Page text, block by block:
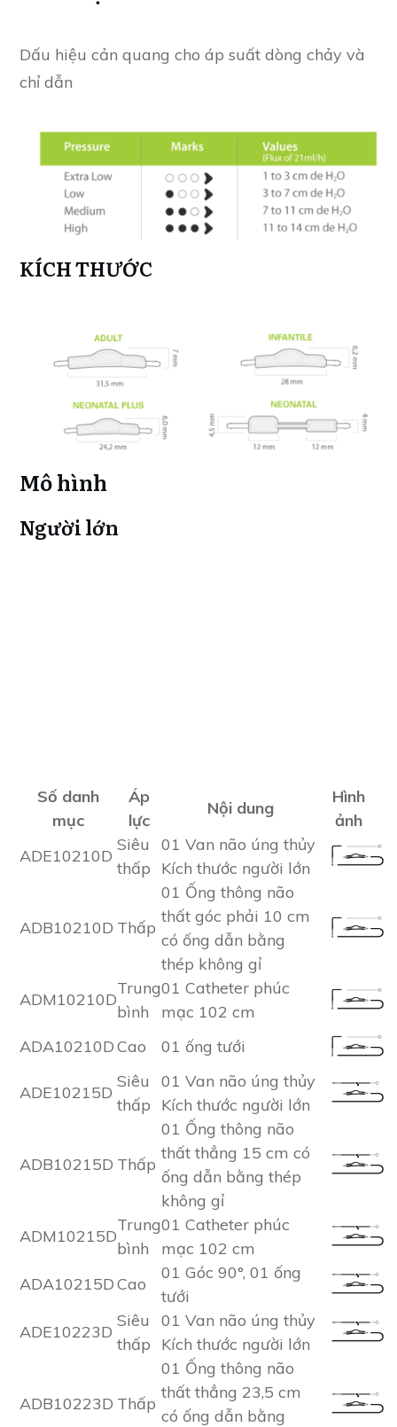
Dấu hiệu cản quang cho áp suất dòng chảy và
chỉ dẫn
KÍCH THƯỚC
Mô hình
Người lớn
Số danh
mục
Áp
lực
Nội dung
Hình
ảnh
ADE10210D
Siêu
thấp
01 Van não úng thủy
Kích thước người lớn
ADB10210D Thấp
01 Ống thông não
thất góc phải 10 cm
có ống dẫn bằng
thép không gỉ
ADM10210D
Trung
bình
01 Catheter phúc
mạc 102 cm
ADA10210DCao 01 ống tưới
ADE10215D
Siêu
thấp
01 Van não úng thủy
Kích thước người lớn
ADB10215D Thấp
01 Ống thông não
thất thẳng 15 cm có
ống dẫn bằng thép
không gỉ
ADM10215D
Trung
bình
01 Catheter phúc
mạc 102 cm
ADA10215DCao
01 Góc 90°, 01 ống
tưới
ADE10223D
Siêu
thấp
01 Van não úng thủy
Kích thước người lớn
ADB10223D Thấp
01 Ống thông não
thất thẳng 23,5 cm
có ống dẫn bằng